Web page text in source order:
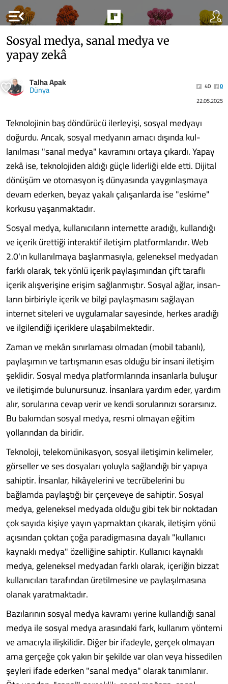
menu_open
Sosyal medya, sanal medya ve
yapay zekâ
Talha Apak
Dünya 40
0
22.05.2025
Teknolojinin baş dön­dürücü ilerleyişi, sosyal medyayı
doğur­du. Ancak, sosyal med­yanın amacı dışında kul­
lanılması "sanal medya" kavramını ortaya çıkar­dı. Yapay
zekâ ise, tek­nolojiden aldığı güçle li­derliği elde etti. Dijital
dönüşüm ve otomasyon iş dünyasında yaygınlaş­maya
devam ederken, beyaz yaka­lı çalışanlarda ise "eskime"
korku­su yaşanmaktadır.
Sosyal medya, kullanıcıların internette aradığı, kullandığı
ve içerik ürettiği interaktif iletişim platformlarıdır. Web
2.0'ın kulla­nılmaya başlanmasıyla, gelenek­sel medyadan
farklı olarak, tek yönlü içerik paylaşımından çift taraflı
içerik alışverişine erişim sağlanmıştır. Sosyal ağlar, insan­
ların birbiriyle içerik ve bilgi pay­laşmasını sağlayan
internet si­teleri ve uygulamalar sayesinde, herkes aradığı
ve ilgilendiği içe­riklere ulaşabilmektedir.
Zaman ve mekân sınırlama­sı olmadan (mobil tabanlı),
pay­laşımın ve tartışmanın esas ol­duğu bir insani iletişim
şeklidir. Sosyal medya platformlarında insanlarla buluşur
ve iletişim­de bulunursunuz. İnsanlara yar­dım eder, yardım
alır, sorularına cevap verir ve kendi sorularını­zı sorarsınız.
Bu bakımdan sos­yal medya, resmi olmayan eğitim
yollarından da biridir.
Teknoloji, telekomünikasyon, sosyal iletişimin kelimeler,
gör­seller ve ses dosyaları yoluyla sağ­landığı bir yapıya
sahiptir. İnsan­lar, hikâyelerini ve tecrübelerini bu
bağlamda paylaştığı bir çer­çeveye de sahiptir. Sosyal
medya, geleneksel medyada olduğu gibi tek bir noktadan
çok sayıda kişi­ye yayın yapmaktan çıkarak, ile­tişim yönü
açısından çoktan çoğa paradigmasına dayalı "kullanıcı
kaynaklı medya" özelliğine sahip­tir. Kullanıcı kaynaklı
medya, ge­leneksel medyadan farklı olarak, içeriğin bizzat
kullanıcıları tara­fından üretilmesine ve paylaşıl­masına
olanak yaratmaktadır.
Bazılarının sosyal medya kavra­mı yerine kullandığı sanal
medya ile sosyal medya arasındaki fark, kullanım yöntemi
ve amacıyla ilişkilidir. Diğer bir ifadeyle, ger­çek olmayan
ama gerçeğe çok ya­kın bir şekilde var olan veya his­sedilen
şeyleri ifade ederken "sa­nal medya" olarak tanımlanır.